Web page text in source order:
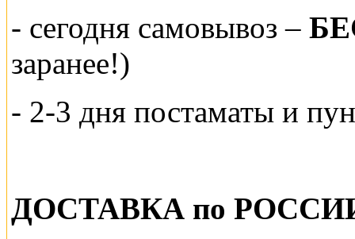
- сегодня самовывоз –
заранее!)
- 2-3 дня постаматы и
ДОСТАВКА по